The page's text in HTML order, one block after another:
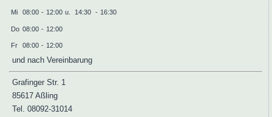
Mi 08:00 - 12:00 u. 14:30 - 16:30
Do 08:00 - 12:00
Fr 08:00 - 12:00
und nach Vereinbarung
Grafinger Str. 1
85617 Aßling
Tel. 08092-31014